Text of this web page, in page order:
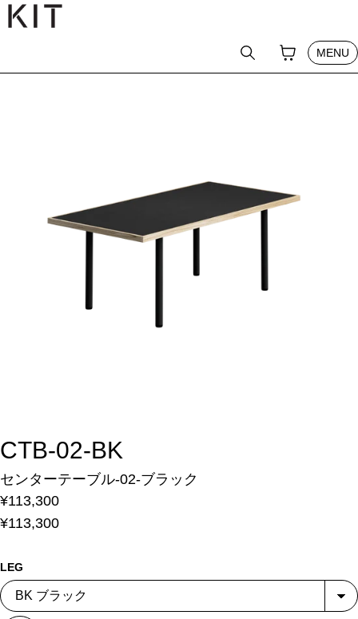
PRODUCT
SEARCHYOURMENU
CTB-02-BK
センターテーブル-02-ブラック
¥113,300
¥113,300
LEG